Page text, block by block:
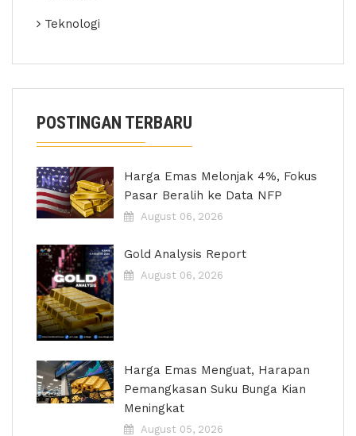
Teknologi
POSTINGAN TERBARU
Harga Emas Melonjak 4%, Fokus
Pasar Beralih ke Data NFP
August 06, 2026
Gold Analysis Report
August 06, 2026
Harga Emas Menguat, Harapan
Pemangkasan Suku Bunga Kian
Meningkat
August 05, 2026